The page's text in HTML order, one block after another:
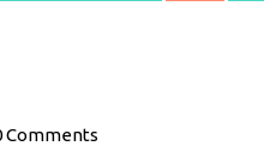
Comments